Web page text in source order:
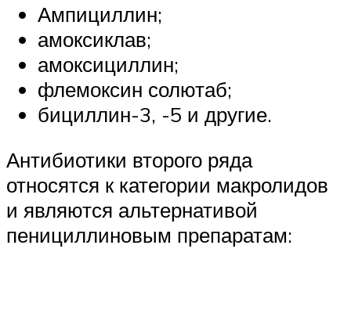
Ампициллин;
амоксиклав;
амоксициллин;
флемоксин солютаб;
бициллин-3, -5 и другие.
Антибиотики второго ряда
относятся к категории макролидов
и являются альтернативой
пенициллиновым препаратам: